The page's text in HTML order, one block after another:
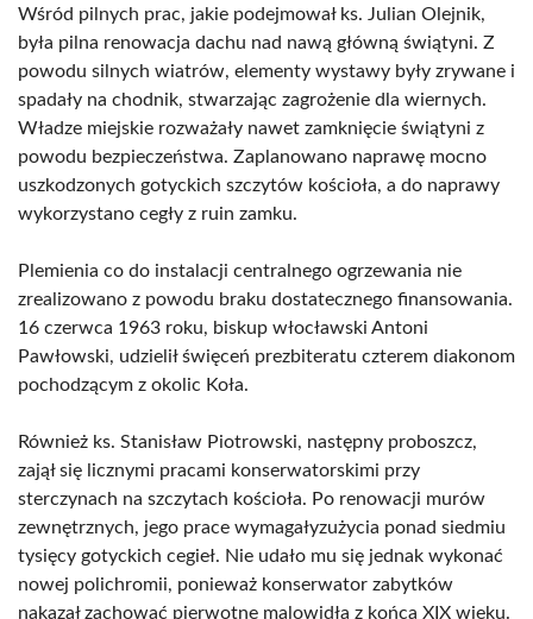
Wśród pilnych prac, jakie podejmował ks. Julian Olejnik,
była pilna renowacja dachu nad nawą główną świątyni. Z
powodu silnych wiatrów, elementy wystawy były zrywane i
spadały na chodnik, stwarzając zagrożenie dla wiernych.
Władze miejskie rozważały nawet zamknięcie świątyni z
powodu bezpieczeństwa. Zaplanowano naprawę mocno
uszkodzonych gotyckich szczytów kościoła, a do naprawy
wykorzystano cegły z ruin zamku.
Plemienia co do instalacji centralnego ogrzewania nie
zrealizowano z powodu braku dostatecznego finansowania.
16 czerwca 1963 roku, biskup włocławski Antoni
Pawłowski, udzielił święceń prezbiteratu czterem diakonom
pochodzącym z okolic Koła.
Również ks. Stanisław Piotrowski, następny proboszcz,
zajął się licznymi pracami konserwatorskimi przy
sterczynach na szczytach kościoła. Po renowacji murów
zewnętrznych, jego prace wymagałyzużycia ponad siedmiu
tysięcy gotyckich cegieł. Nie udało mu się jednak wykonać
nowej polichromii, ponieważ konserwator zabytków
nakazał zachować pierwotne malowidła z końca XIX wieku.